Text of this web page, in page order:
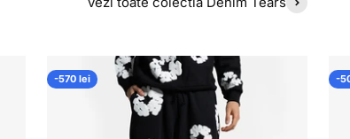
-570 lei -